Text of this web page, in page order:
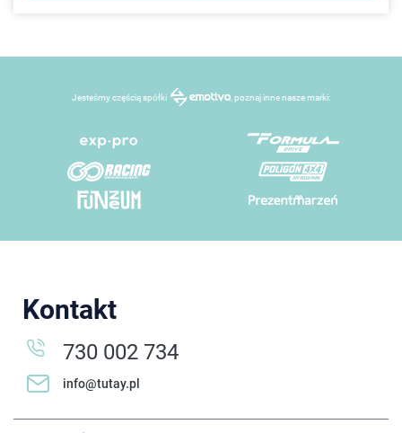
Jesteśmy częścią spółki , poznaj inne nasze marki:
Kontakt
730 002 734
info@tutay.pl